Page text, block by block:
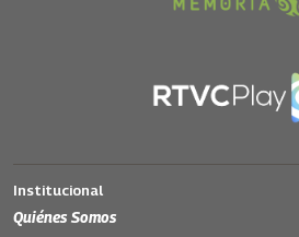
Institucional
Quiénes Somos